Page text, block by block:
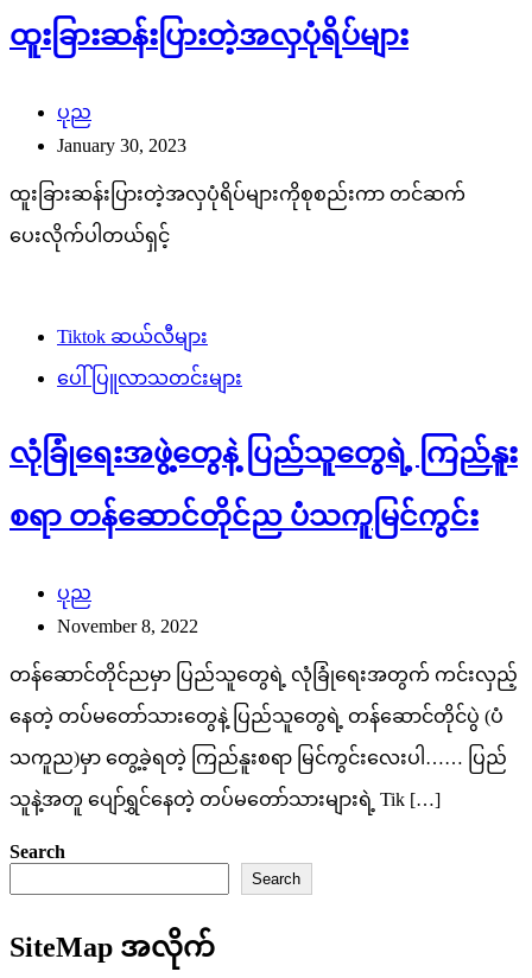
ထူးခြားဆန်းပြားတဲ့အလှပုံရိပ်များ
ပုည
January 30, 2023
ထူးခြားဆန်းပြားတဲ့အလှပုံရိပ်များကိုစုစည်းကာ တင်ဆက်
ပေးလိုက်ပါတယ်ရှင့်
Tiktok ဆယ်လီများ
ပေါ်ပြူလာသတင်းများ
လုံခြုံရေးအဖွဲ့တွေနဲ့ ပြည်သူတွေရဲ့ ကြည်နူး
စရာ တန်ဆောင်တိုင်ည ပံသကူမြင်ကွင်း
ပုည
November 8, 2022
တန်ဆောင်တိုင်ညမှာ ပြည်သူတွေရဲ့ လုံခြုံရေးအတွက် ကင်းလှည့်
နေတဲ့ တပ်မတော်သားတွေနဲ့ ပြည်သူတွေရဲ့ တန်ဆောင်တိုင်ပွဲ (ပံ
သကူည)မှာ တွေ့ခဲ့ရတဲ့ ကြည်နူးစရာ မြင်ကွင်းလေးပါ…… ပြည်
သူနဲ့အတူ ပျော်ရွှင်နေတဲ့ တပ်မတော်သားများရဲ့ Tik […]
Search
Search
SiteMap အလိုက်